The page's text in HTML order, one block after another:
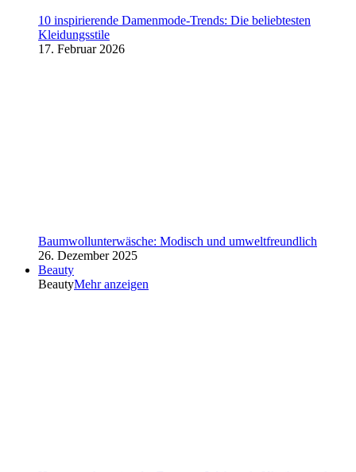
10 inspirierende Damenmode-Trends: Die beliebtesten
Kleidungsstile
17. Februar 2026
Baumwollunterwäsche: Modisch und umweltfreundlich
26. Dezember 2025
Beauty
BeautyMehr anzeigen